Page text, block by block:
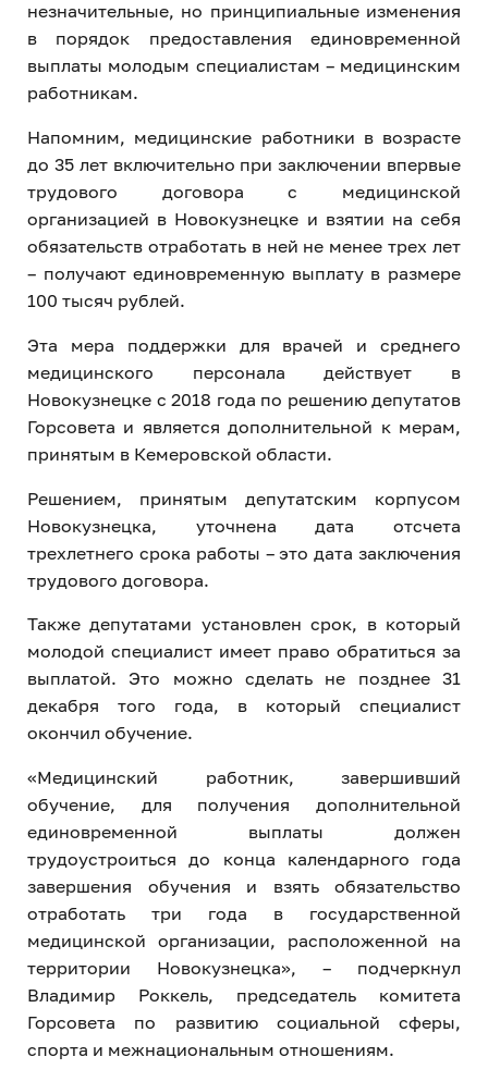
незначительные, но принципиальные изменения
в порядок предоставления единовременной
выплаты молодым специалистам – медицинским
работникам.
Напомним, медицинские работники в возрасте
до 35 лет включительно при заключении впервые
трудового договора с медицинской
организацией в Новокузнецке и взятии на себя
обязательств отработать в ней не менее трех лет
– получают единовременную выплату в размере
100 тысяч рублей.
Эта мера поддержки для врачей и среднего
медицинского персонала действует в
Новокузнецке с 2018 года по решению депутатов
Горсовета и является дополнительной к мерам,
принятым в Кемеровской области.
Решением, принятым депутатским корпусом
Новокузнецка, уточнена дата отсчета
трехлетнего срока работы – это дата заключения
трудового договора.
Также депутатами установлен срок, в который
молодой специалист имеет право обратиться за
выплатой. Это можно сделать не позднее 31
декабря того года, в который специалист
окончил обучение.
«Медицинский работник, завершивший
обучение, для получения дополнительной
единовременной выплаты должен
трудоустроиться до конца календарного года
завершения обучения и взять обязательство
отработать три года в государственной
медицинской организации, расположенной на
территории Новокузнецка», – подчеркнул
Владимир Роккель, председатель комитета
Горсовета по развитию социальной сферы,
спорта и межнациональным отношениям.